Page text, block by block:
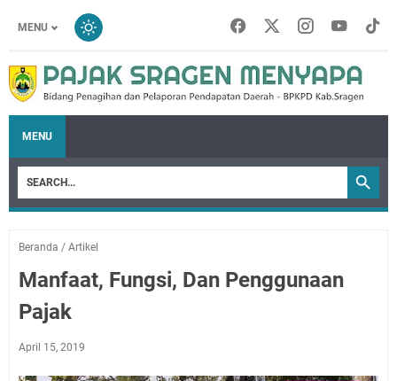
MENU
MENU
Beranda / Artikel
Manfaat, Fungsi, Dan Penggunaan
Pajak
April 15, 2019